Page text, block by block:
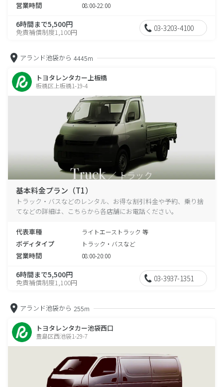
営業時間 08:00-22:00
6時間まで5,500円
免責補償制度1,100円 03-3203-4100
アランド池袋から 4445m
トヨタレンタカー上板橋
板橋区上板橋1-19-4
基本料金プラン（T1）
トラック・バスなどのレンタル、お得な割引料金や予約、乗り捨
てなどの詳細は、こちらから各店舗にお電話ください。
代表車種 ライトエーストラック 等
ボディタイプ トラック・バスなど
営業時間 08:00-20:00
6時間まで5,500円
免責補償制度1,100円 03-3937-1351
アランド池袋から 255m
トヨタレンタカー池袋西口
豊島区西池袋1-29-7